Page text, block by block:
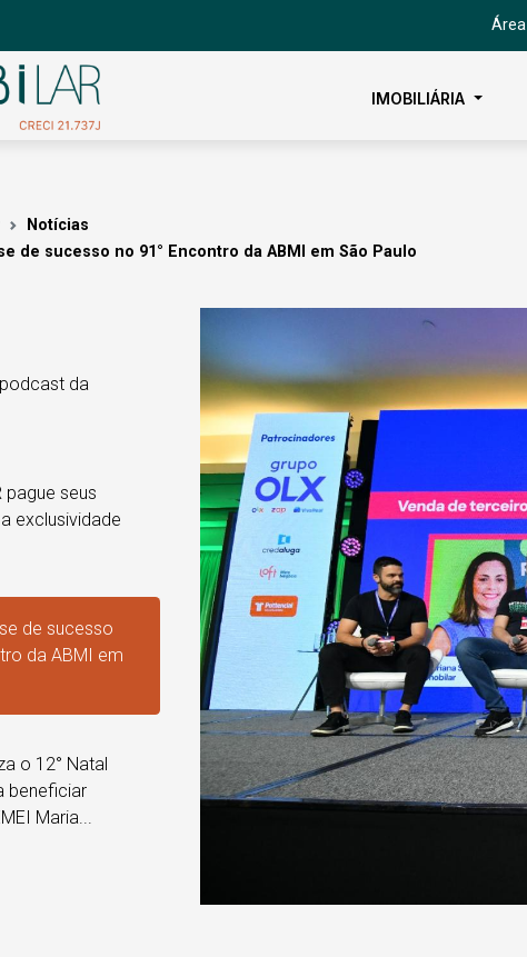
IMOBILIÁRIA
Notícias
de sucesso no 91° Encontro da ABMI em São Paulo
da
pague seus
exclusividade
de sucesso
da ABMI em
o 12° Natal
beneficiar
Maria...